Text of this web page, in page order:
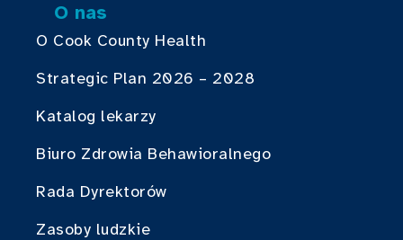
O nas
O Cook County Health
Strategic Plan 2026 – 2028
Katalog lekarzy
Biuro Zdrowia Behawioralnego
Rada Dyrektorów
Zasoby ludzkie